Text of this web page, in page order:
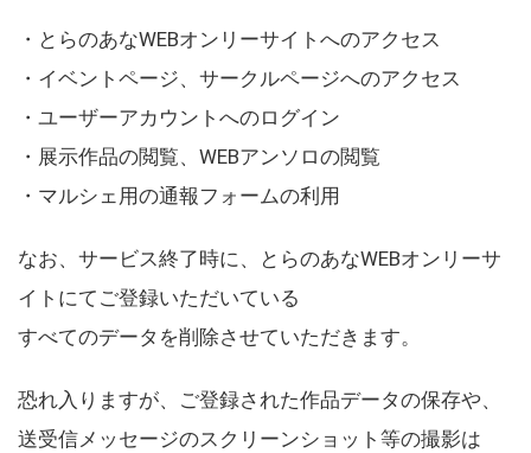
・とらのあなWEBオンリーサイトへのアクセス
・イベントページ、サークルページへのアクセス
・ユーザーアカウントへのログイン
・展示作品の閲覧、WEBアンソロの閲覧
・マルシェ用の通報フォームの利用
なお、サービス終了時に、とらのあなWEBオンリーサ
イトにてご登録いただいている
すべてのデータを削除させていただきます。
恐れ入りますが、ご登録された作品データの保存や、
送受信メッセージのスクリーンショット等の撮影は